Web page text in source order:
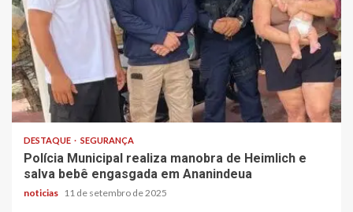
DESTAQUE SEGURANÇA
Polícia Municipal realiza manobra de Heimlich e
salva bebê engasgada em Ananindeua
noticias 11 de setembro de 2025